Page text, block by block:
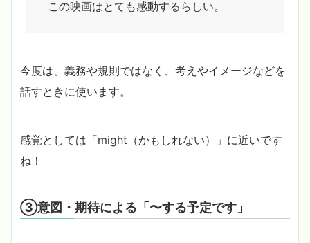
この映画はとても感動するらしい。
今度は、義務や規則ではなく、考えやイメージなどを
話すときに使います。
感覚としては「might（かもしれない）」に近いです
ね！
③意図・期待による「〜する予定です」